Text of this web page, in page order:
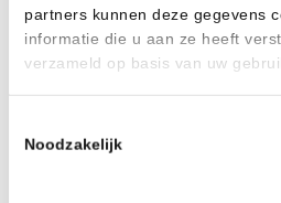
partners kunnen deze gegevens
informatie die u aan ze heeft
verzameld op basis van uw
Noodzakelijk
Opties
reinheidseisen of moeilijk bereikbare